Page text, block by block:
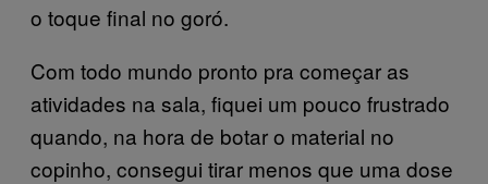
o toque final no goró.
Com todo mundo pronto pra começar as
atividades na sala, fiquei um pouco frustrado
quando, na hora de botar o material no
copinho, consegui tirar menos que uma dose